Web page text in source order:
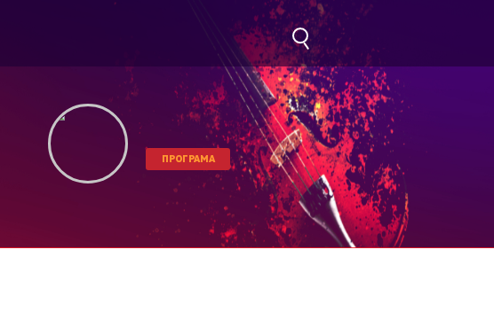
ПРОГРАМА